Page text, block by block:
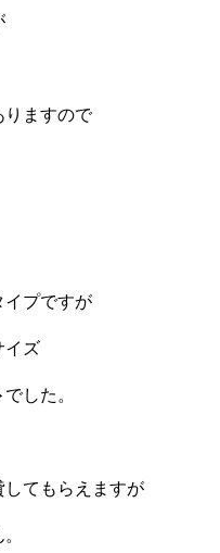
りますので
イプですが
イズ
でした。
してもらえますが